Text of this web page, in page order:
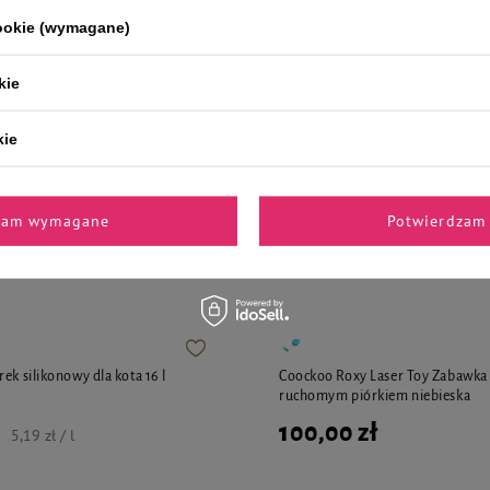
zł / kg
przez naszych
silikonowy dla kota 16 l
5,19 zł / l
Coockoo Roxy Laser Toy
ruchomym piórkiem niebieska
100,00 zł
(wymagane)
wymagane